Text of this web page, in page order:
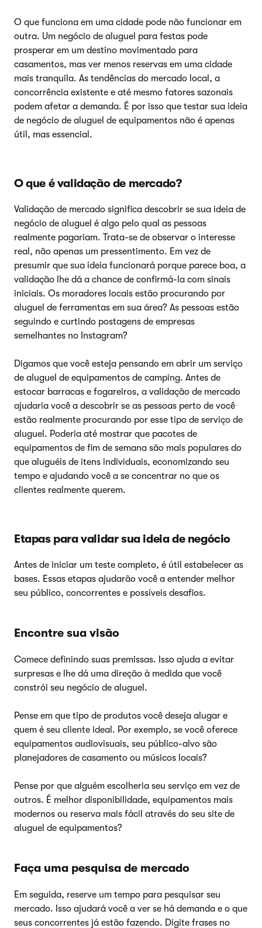
O que funciona em uma cidade pode não funcionar em
outra. Um negócio de aluguel para festas pode
prosperar em um destino movimentado para
casamentos, mas ver menos reservas em uma cidade
mais tranquila. As tendências do mercado local, a
concorrência existente e até mesmo fatores sazonais
podem afetar a demanda. É por isso que testar sua ideia
de negócio de aluguel de equipamentos não é apenas
útil, mas essencial.
O que é validação de mercado?
Validação de mercado significa descobrir se sua ideia de
negócio de aluguel é algo pelo qual as pessoas
realmente pagariam. Trata-se de observar o interesse
real, não apenas um pressentimento. Em vez de
presumir que sua ideia funcionará porque parece boa, a
validação lhe dá a chance de confirmá-la com sinais
iniciais. Os moradores locais estão procurando por
aluguel de ferramentas em sua área? As pessoas estão
seguindo e curtindo postagens de empresas
semelhantes no Instagram?
Digamos que você esteja pensando em abrir um serviço
de aluguel de equipamentos de camping. Antes de
estocar barracas e fogareiros, a validação de mercado
ajudaria você a descobrir se as pessoas perto de você
estão realmente procurando por esse tipo de serviço de
aluguel. Poderia até mostrar que pacotes de
equipamentos de fim de semana são mais populares do
que aluguéis de itens individuais, economizando seu
tempo e ajudando você a se concentrar no que os
clientes realmente querem.
Etapas para validar sua ideia de negócio
Antes de iniciar um teste completo, é útil estabelecer as
bases. Essas etapas ajudarão você a entender melhor
seu público, concorrentes e possíveis desafios.
Encontre sua visão
Comece definindo suas premissas. Isso ajuda a evitar
surpresas e lhe dá uma direção à medida que você
constrói seu negócio de aluguel.
Pense em que tipo de produtos você deseja alugar e
quem é seu cliente ideal. Por exemplo, se você oferece
equipamentos audiovisuais, seu público-alvo são
planejadores de casamento ou músicos locais?
Pense por que alguém escolheria seu serviço em vez de
outros. É melhor disponibilidade, equipamentos mais
modernos ou reserva mais fácil através do seu site de
aluguel de equipamentos?
Faça uma pesquisa de mercado
Em seguida, reserve um tempo para pesquisar seu
mercado. Isso ajudará você a ver se há demanda e o que
seus concorrentes já estão fazendo. Digite frases no